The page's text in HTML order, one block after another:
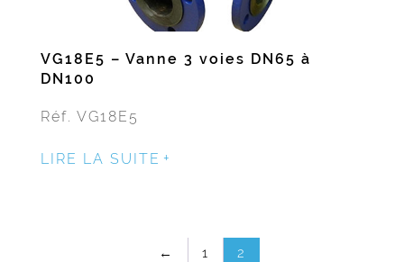
VG18E5 – Vanne 3 voies DN65 à
DN100
Réf. VG18E5
LIRE LA SUITE
← 1 2